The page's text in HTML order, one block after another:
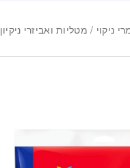
ניקוי / מטליות ואביזרי ניקיון